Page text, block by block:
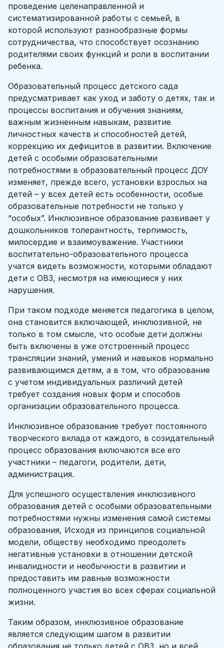
проведение целенаправленной и
систематизированной работы с семьей, в
которой используют разнообразные формы
сотрудничества, что способствует осознанию
родителями своих функций и роли в воспитании
ребенка.
Образовательный процесс детского сада
предусматривает как уход и заботу о детях, так и
процессы воспитания и обучения знаниям,
важным жизненным навыкам, развитие
личностных качеств и способностей детей,
коррекцию их дефицитов в развитии. Включение
детей с особыми образовательными
потребностями в образовательный процесс ДОУ
изменяет, прежде всего, установки взрослых на
детей – у всех детей есть особенности, особые
образовательные потребности не только у
“особых”. Инклюзивное образование развивает у
дошкольников толерантность, терпимость,
милосердие и взаимоуважение. Участники
воспитательно-образовательного процесса
учатся видеть возможности, которыми обладают
дети с ОВЗ, несмотря на имеющиеся у них
нарушения.
При таком подходе меняется педагогика в целом,
она становится включающей, инклюзивной, не
только в том смысле, что особые дети должны
быть включены в уже отстроенный процесс
трансляции знаний, умений и навыков нормально
развивающимся детям, а в том, что образование
с учетом индивидуальных различий детей
требует создания новых форм и способов
организации образовательного процесса.
Инклюзивное образование требует постоянного
творческого вклада от каждого, в созидательный
процесс образования включаются все его
участники – педагоги, родители, дети,
администрация.
Для успешного осуществления инклюзивного
образования детей с особыми образовательными
потребностями нужны изменения самой системы
образования, Исходя из принципов социальной
модели, обществу необходимо преодолеть
негативные установки в отношении детской
инвалидности и необычности в развитии и
предоставить им равные возможности
полноценного участия во всех сферах социальной
жизни.
Таким образом, инклюзивное образование
является следующим шагом в развитии
образования не только детей с ОВЗ, но и всей